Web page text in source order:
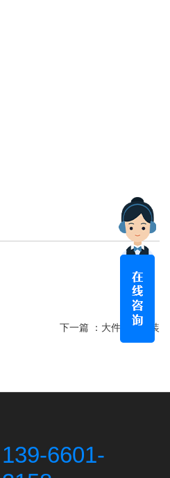
下一篇 ： 大件重型吊装
139-6601-